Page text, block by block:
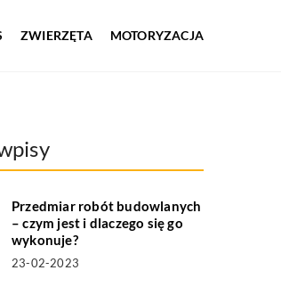
ZWIERZĘTA MOTORYZACJA
Przedmiar robót budowlanych
– czym jest i dlaczego się go
wykonuje?
23-02-2023